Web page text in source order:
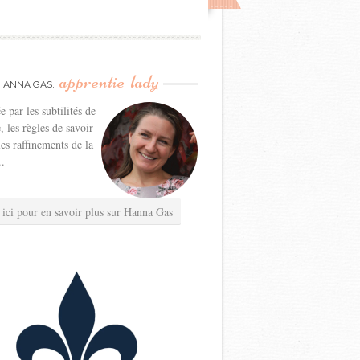
GAS, apprentie-lady
par les subtilités de
les règles de savoir-
raffinements de la
pour en savoir plus sur Hanna Gas